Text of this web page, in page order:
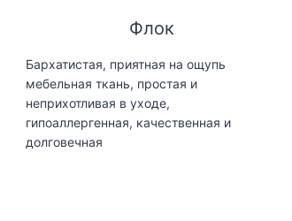
Флок
Бархатистая, приятная на ощупь
мебельная ткань, простая и
неприхотливая в уходе,
гипоаллергенная, качественная и
долговечная